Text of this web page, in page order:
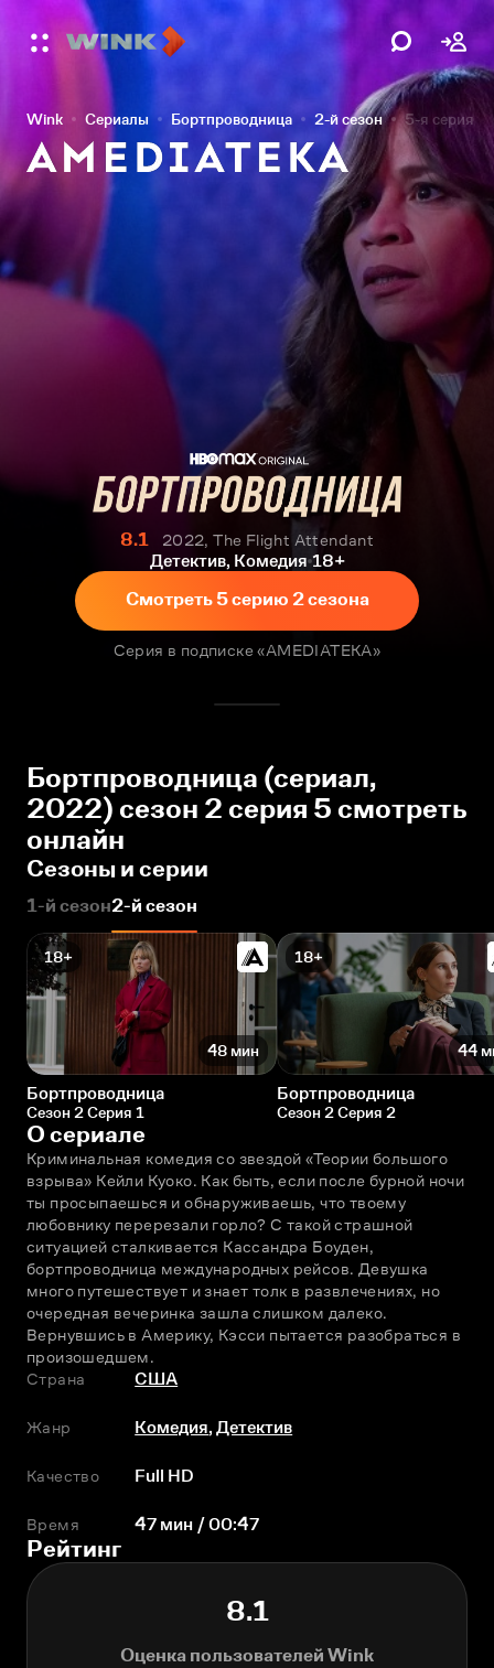
Wink Сериалы Бортпроводница 2-й сезон 5-я серия
8.1
2022, The Flight Attendant
Детектив, Комедия 18+
Смотреть 5 серию 2 сезона
Серия в подписке «AMEDIATEKA»
Бортпроводница (сериал,
2022) сезон 2 серия 5 смотреть
онлайн
Сезоны и серии
1-й сезон2-й сезон
18+
48 мин
Бортпроводница
Сезон 2 Серия 1
18+
44
Бортпроводница
Сезон 2 Серия 2
О сериале
Криминальная комедия со звездой «Теории большого
взрыва» Кейли Куоко. Как быть, если после бурной ночи
ты просыпаешься и обнаруживаешь, что твоему
любовнику перерезали горло? С такой страшной
ситуацией сталкивается Кассандра Боуден,
бортпроводница международных рейсов. Девушка
много путешествует и знает толк в развлечениях, но
очередная вечеринка зашла слишком далеко.
Вернувшись в Америку, Кэсси пытается разобраться в
произошедшем.
Страна
США
Жанр Комедия,Детектив
Качество Full HD
Время 47 мин / 00:47
Рейтинг
8.1
Оценка пользователей Wink